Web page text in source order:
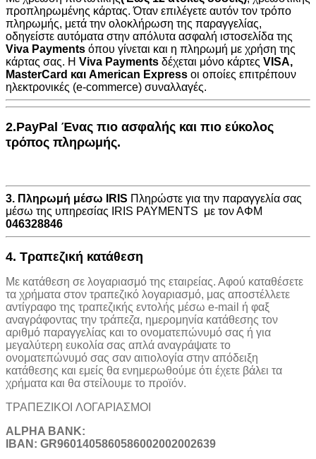
προπληρωμένης κάρτας. Όταν επιλέγετε αυτόν τον τρόπο
πληρωμής, μετά την ολοκλήρωση της παραγγελίας,
οδηγείστε αυτόματα στην απόλυτα ασφαλή ιστοσελίδα της
Viva Payments όπου γίνεται και η πληρωμή με χρήση της
κάρτας σας. Η Viva Payments δέχεται μόνο κάρτες VISA,
MasterCard και American Express οι οποίες επιτρέπουν
ηλεκτρονικές (e-commerce) συναλλαγές.
2.PayPal Ένας πιο ασφαλής και πιο εύκολος
τρόπος πληρωμής.
3. Πληρωμή μέσω IRIS Πληρώστε για την παραγγελία σας
μέσω της υπηρεσίας IRIS PAYMENTS με τον ΑΦΜ
046328846
4. Τραπεζική κατάθεση
Με κατάθεση σε λογαριασμό της εταιρείας. Αφού καταθέσετε
τα χρήματα στον τραπεζικό λογαριασμό, μας αποστέλλετε
αντίγραφο της τραπεζικής εντολής μέσω e-mail ή φαξ
αναγράφοντας την τράπεζα, ημερομηνία κατάθεσης τον
αριθμό παραγγελίας και το ονοματεπώνυμό σας ή για
μεγαλύτερη ευκολία σας απλά αναγράψατε το
ονοματεπώνυμό σας σαν αιτιολογία στην απόδειξη
κατάθεσης και εμείς θα ενημερωθούμε ότι έχετε βάλει τα
χρήματα και θα στείλουμε το προϊόν.
ΤΡΑΠΕΖΙΚOI ΛΟΓΑΡΙΑΣΜΟΙ
ALPHA BANK:
IBAN: GR9601405860586002002002639